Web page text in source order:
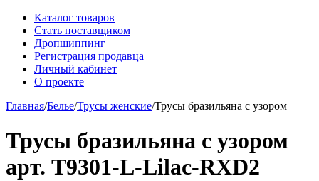
Каталог товаров
Стать поставщиком
Дропшиппинг
Регистрация продавца
Личный кабинет
О проекте
Главная/Белье/Трусы женские/Трусы бразильяна с узором
Трусы бразильяна с узором
арт. T9301-L-Lilac-RXD2